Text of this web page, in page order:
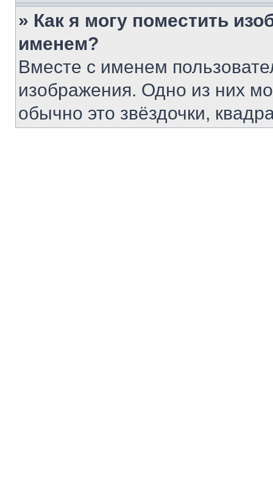
» Как я могу поместить
именем?
Вместе с именем
изображения. Одно из них
обычно это звёздочки,